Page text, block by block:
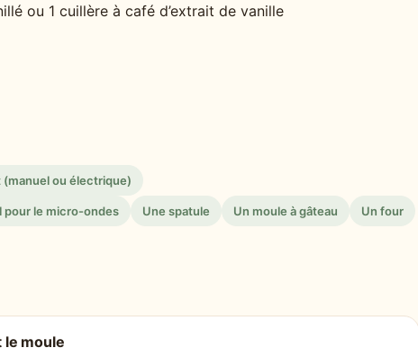
ou 1 cuillère à café d’extrait de vanille
(manuel ou électrique)
pour le micro-ondes Une spatule Un moule à gâteau Un four
le moule